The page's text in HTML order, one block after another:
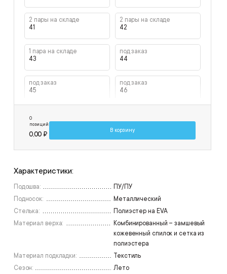
2 пары на складе
41
2 пары на складе
42
1 пара на складе
43
под заказ
44
под заказ
45
под заказ
46
47
48
0
позиций
0,00 ₽
В корзину
Характеристики:
Подошва:
ПУ/ПУ
Подносок:
Металлический
Стелька:
Полиэстер на EVA
Материал верха:
Комбинированный – замшевый
кожевенный спилок и сетка из
полиэстера
Материал подкладки:
Текстиль
Сезон:
Лето